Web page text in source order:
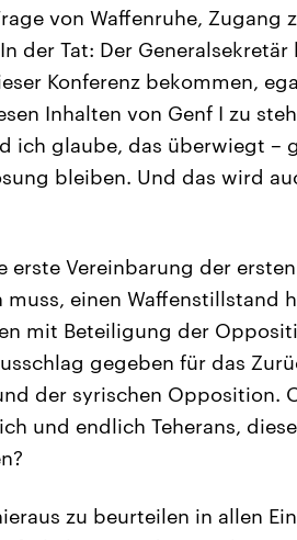
von Waffenruhe, Zugang
der Tat: Der
Konferenz bekommen,
Inhalten von Genf I zu
ich glaube, das überwiegt –
bleiben. Und das wird
erste Vereinbarung der
einen Waffenstillstand
mit Beteiligung der
gegeben für das
der syrischen Opposition.
und endlich Teherans,
zu beurteilen in allen